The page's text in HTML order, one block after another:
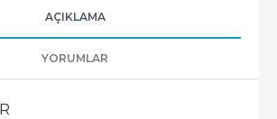
AÇIKLAMA
YORUMLAR